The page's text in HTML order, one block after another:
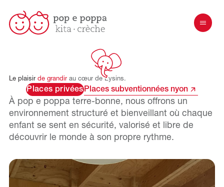
Le plaisir de grandir au cœur de Eysins.
Places privéesPlaces subventionnées nyon
À pop e poppa terre-bonne, nous offrons un
environnement structuré et bienveillant où chaque
enfant se sent en sécurité, valorisé et libre de
découvrir le monde à son propre rythme.